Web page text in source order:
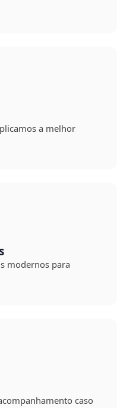
a melhor
modernos para
caso